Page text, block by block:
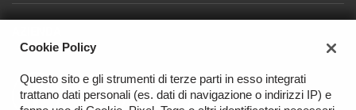
Sede di Olgiate Olona (USATO)
Sede di Varese (NISSAN - USATO)
OFFICINA
Contatti
Cookie Policy
Questo sito e gli strumenti di terze parti in esso integrati
trattano dati personali (es. dati di navigazione o indirizzi IP) e